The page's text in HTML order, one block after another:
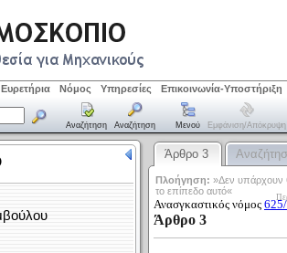
Ευρετήρια Νόμος Υπηρεσίες Επικοινωνία-Υποστήριξη
Αναζήτηση Αναζήτηση Μενού Εμφάνιση/απόκρυψη
Άρθρο 3